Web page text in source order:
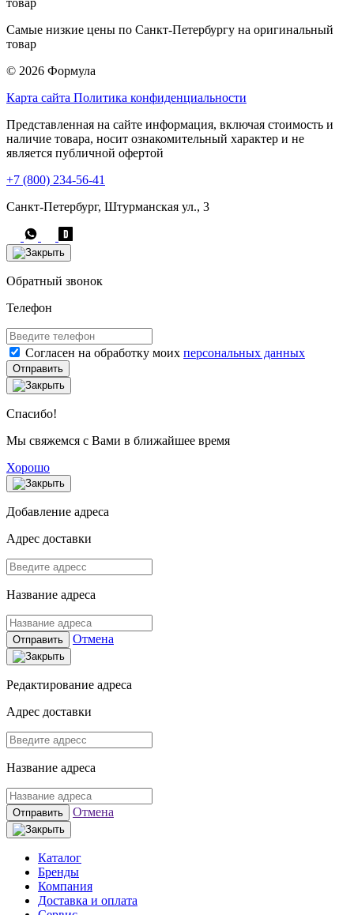
Самые низкие цены по Санкт-Петербургу на оригинальный
товар
© 2026 Формула
Карта сайта Политика конфиденциальности
Представленная на сайте информация, включая стоимость и
наличие товара, носит ознакомительный характер и не
является публичной офертой
+7 (800) 234-56-41
Санкт-Петербург, Штурманская ул., 3
Обратный звонок
Телефон
Согласен на обработку моих персональных данных
Отправить
Спасибо!
Мы свяжемся с Вами в ближайшее время
Хорошо
Добавление адреса
Адрес доставки
Название адреса
Отправить Отмена
Редактирование адреса
Адрес доставки
Название адреса
Отправить Отмена
Каталог
Бренды
Компания
Доставка и оплата